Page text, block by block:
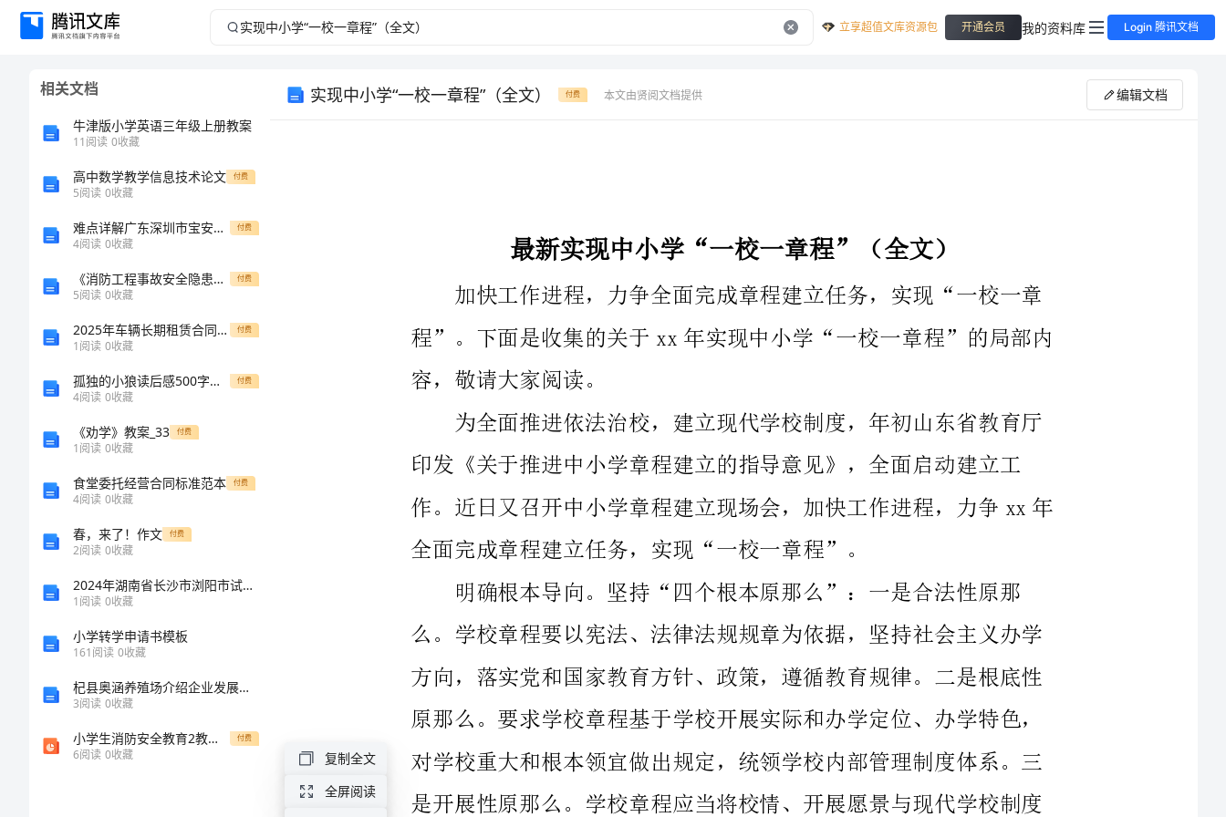
实
（全
文）
立享超值文库资源包 开通会员 我的资料库 Login 腾讯文档
相关文档
牛津版小学英语三年级上册教案
11阅读 0收藏
高中数学教学信息技术论文 付费
5阅读 0收藏
难点详解广东深圳市宝安中学数学七年级上册一元一次方程综合测试试题（含详细解析） 付费
4阅读 0收藏
《消防工程事故安全隐患应急预案》 付费
5阅读 0收藏
2025年车辆长期租赁合同模板协议 付费
1阅读 0收藏
孤独的小狼读后感500字作文 付费
4阅读 0收藏
《劝学》教案_33 付费
1阅读 0收藏
食堂委托经营合同标准范本 付费
4阅读 0收藏
春，来了！作文 付费
2阅读 0收藏
2024年湖南省长沙市浏阳市试验检测师之交通工程考试题库附完整答案【夺冠系列】
1阅读 0收藏
小学转学申请书模板
161阅读 0收藏
杞县奥涵养殖场介绍企业发展分析报告
3阅读 0收藏
小学生消防安全教育2教学教材 付费
6阅读 0收藏
实现中小学“一校一章程”（全文） 付费 本文由贤阅文档提供 编辑文档
心价值引领，凝聚共同愿景，促进学校、教师、学生、家长各方价
值的共同实现。
坚持示范引领。在总结先进、发现问题的根底上，省教育厅对
程”。下面是收集的关于xx年实现中小学“一校一章程”的局部内
容，敬请大家阅读。
为全面推进依法治校，建立现代学校制度，年初山东省教育厅
全面完成章程建立任务，实现“一校一章程”。
明确根本导向。坚持“四个根本原那么”：一是合法性原那
么。学校章程要以宪法、法律法规规章为依据，坚持社会主义办学
原那么。要求学校章程基于学校开展实际和办学定位、办学特色，
对学校重大和根本领宜做出规定，统领学校内部管理制度体系。三
是开展性原那么。学校章程应当将校情、开展愿景与现代学校制度
复制全文
全屏阅读